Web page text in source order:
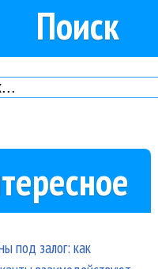
Поиск
под залог: как